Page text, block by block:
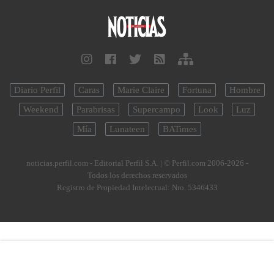
Diario Perfil Caras Marie Claire Fortuna
Hombre
Weekend
Parabrisas Supercampo Look
Luz
Mía
Lunateen BATimes
noticias.perfil.com - Editorial Perfil S.A. | © Perfil.com 2006-2026 -
Todos los derechos reservados
Registro de Propiedad Intelectual: Nro. 5346433